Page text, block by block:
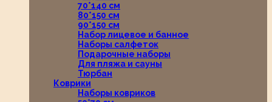
70*140 см
80*150 см
90*150 см
Набор лицевое и банное
Наборы салфеток
Подарочные наборы
Для пляжа и сауны
Тюрбан
Коврики
Наборы ковриков